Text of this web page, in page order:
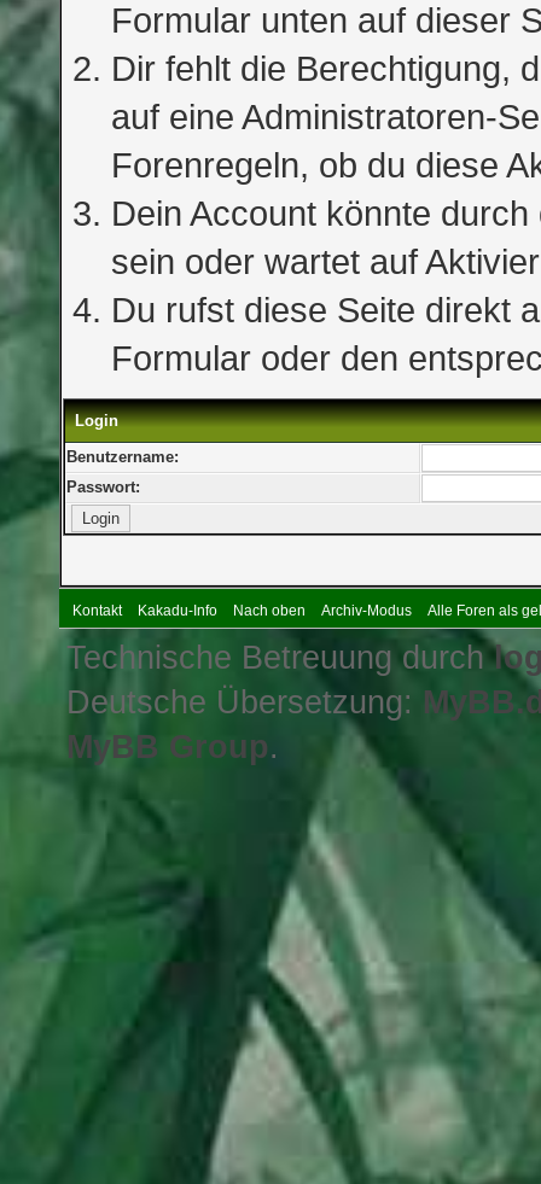
Formular unten auf dieser
Dir fehlt die Berechtigung,
auf eine Administratoren-
Forenregeln, ob du diese
Dein Account könnte
sein oder wartet auf
Du rufst diese Seite direkt
Formular oder den
Login
Benutzername:
Passwort:
Kontakt Kakadu-Info Nach oben Archiv-Modus Alle Foren als
Technische Betreuung durch
Deutsche Übersetzung:
MyBB Group.